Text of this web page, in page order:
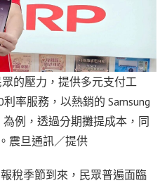
的壓力，提供多元支付工
率服務，以熱銷的 Samsung
為例，透過分期攤提成本，同
震旦通訊／提供
稅季節到來，民眾普遍面臨